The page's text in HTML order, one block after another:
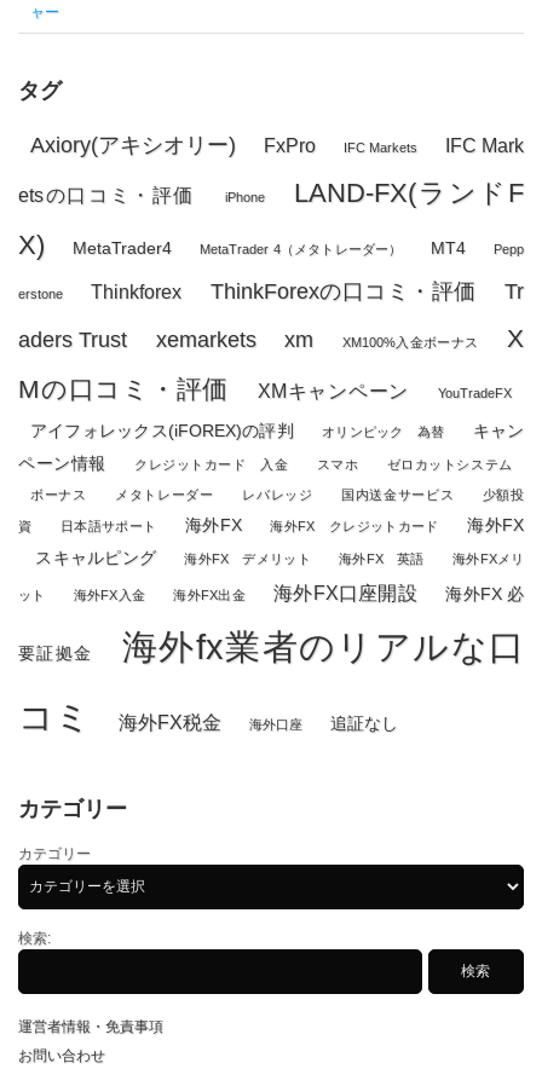
ャー
タグ
Axiory(アキシオリー) FxPro IFC Markets IFC Mark
etsの口コミ・評価 iPhone
LAND-FX(ランドF
X)
MetaTrader4 MetaTrader 4（メタトレーダー） MT4 Pepp
erstone Thinkforex ThinkForexの口コミ・評価
Tr
aders Trust
xemarkets xm XM100%入金ボーナス
X
Mの口コミ・評価
XMキャンペーン YouTradeFX
アイフォレックス(iFOREX)の評判 オリンピック 為替
キャン
ペーン情報
クレジットカード 入金 スマホ ゼロカットシステム
ボーナス メタトレーダー レバレッジ 国内送金サービス 少額投
資 日本語サポート 海外FX 海外FX クレジットカード
海外FX
スキャルピング
海外FX デメリット 海外FX 英語 海外FXメリ
ット 海外FX入金 海外FX出金 海外FX口座開設 海外FX 必
要証拠金
海外fx業者のリアルな口
コミ
海外FX税金 海外口座 追証なし
カテゴリー
カテゴリー
検索:
運営者情報・免責事項
お問い合わせ